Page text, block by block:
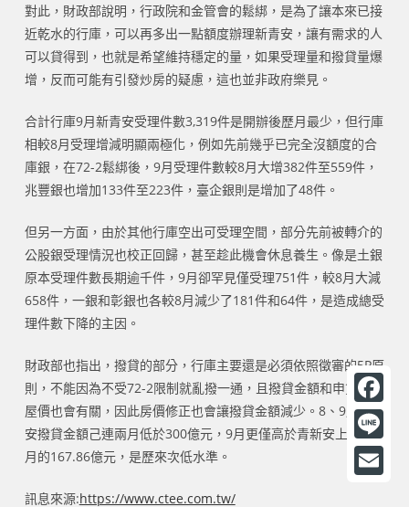
對此，財政部說明，行政院和金管會的鬆綁，是為了讓本來已接
近乾水的行庫，可以再多出一點額度辦理新青安，讓有需求的人
可以貸得到，也就是希望維持穩定的量，如果受理量和撥貸量爆
增，反而可能有引發炒房的疑慮，這也並非政府樂見。
合計行庫9月新青安受理件數3,319件是開辦後歷月最少，但行庫
相較8月受理增減明顯兩極化，例如先前幾乎已完全沒額度的合
庫銀，在72-2鬆綁後，9月受理件數較8月大增382件至559件，
兆豐銀也增加133件至223件，臺企銀則是增加了48件。
但另一方面，由於其他行庫空出可受理空間，部分先前被轉介的
公股銀受理情況也校正回歸，甚至趁此機會休息養生。像是土銀
原本受理件數長期逾千件，9月卻罕見僅受理751件，較8月大減
658件，一銀和彰銀也各較8月減少了181件和64件，是造成總受
理件數下降的主因。
財政部也指出，撥貸的部分，行庫主要還是必須依照徵審的5P原
則，不能因為不受72-2限制就亂撥一通，且撥貸金額和申貸者的
屋價也會有關，因此房價修正也會讓撥貸金額減少。8、9月新青
安撥貸金額己連兩月低於300億元，9月更僅高於青新安上路首
月的167.86億元，是歷來次低水準。
訊息來源:https://www.ctee.com.tw/
F
a
c
L